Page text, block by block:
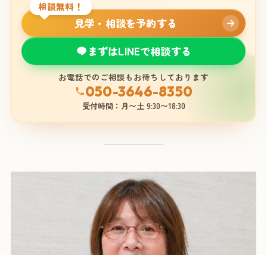
相談無料！
見学・相談を予約する
まずはLINEで相談する
お電話でのご相談もお待ちしております
050-3646-8350
受付時間：月〜土 9:30〜18:30